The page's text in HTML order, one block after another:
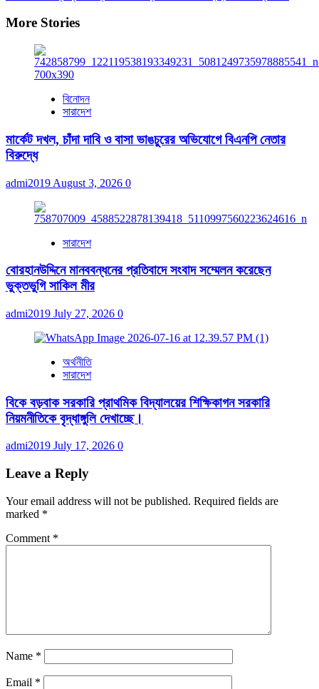
More Stories
বিনোদন
সারাদেশ
মার্কেট দখল, চাঁদা দাবি ও বাসা ভাঙচুরের অভিযোগে বিএনপি নেতার
বিরুদ্ধে
admi2019 August 3, 2026 0
সারাদেশ
বোরহানউদ্দিনে মানববন্ধনের প্রতিবাদে সংবাদ সম্মেলন করেছেন
ভুক্তভুগি সাকিল মীর
admi2019 July 27, 2026 0
অর্থনীতি
সারাদেশ
বিকে বড়বাক সরকারি প্রাথমিক বিদ্যালয়ের শিক্ষিকাগন সরকারি
নিয়মনীতিকে বৃদ্ধাঙ্গুলি দেখাচ্ছে।
admi2019 July 17, 2026 0
Leave a Reply
Your email address will not be published. Required fields are
marked *
Comment *
Name *
Email *